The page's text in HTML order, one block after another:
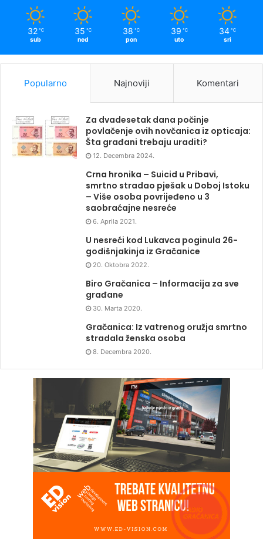
32 ℃
sub
35 ℃
ned
38 ℃
pon
39 ℃
uto
34 ℃
sri
Popularno Najnoviji Komentari
Za dvadesetak dana počinje
povlačenje ovih novčanica iz opticaja:
Šta građani trebaju uraditi?
12. Decembra 2024.
Crna hronika – Suicid u Pribavi,
smrtno stradao pješak u Doboj Istoku
– Više osoba povrijeđeno u 3
saobraćajne nesreće
6. Aprila 2021.
U nesreći kod Lukavca poginula 26-
godišnjakinja iz Gračanice
20. Oktobra 2022.
Biro Gračanica – Informacija za sve
građane
30. Marta 2020.
Gračanica: Iz vatrenog oružja smrtno
stradala ženska osoba
8. Decembra 2020.